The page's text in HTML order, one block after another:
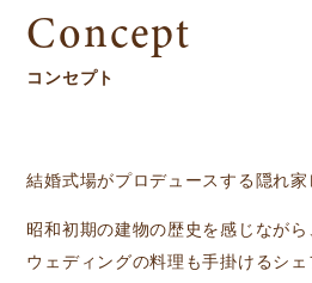
Concept
コンセプト
結婚式場がプロデュースする隠れ家
昭和初期の建物の歴史を感じながら
ウェディングの料理も手掛けるシ